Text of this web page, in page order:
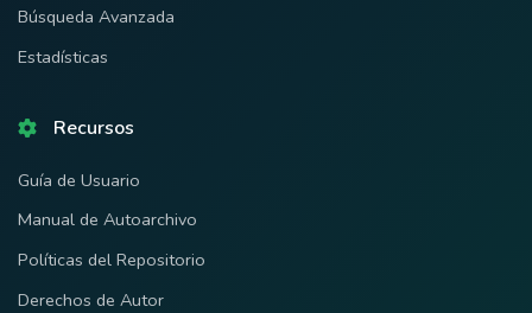
Búsqueda Avanzada
Estadísticas
Recursos
Guía de Usuario
Manual de Autoarchivo
Políticas del Repositorio
Derechos de Autor